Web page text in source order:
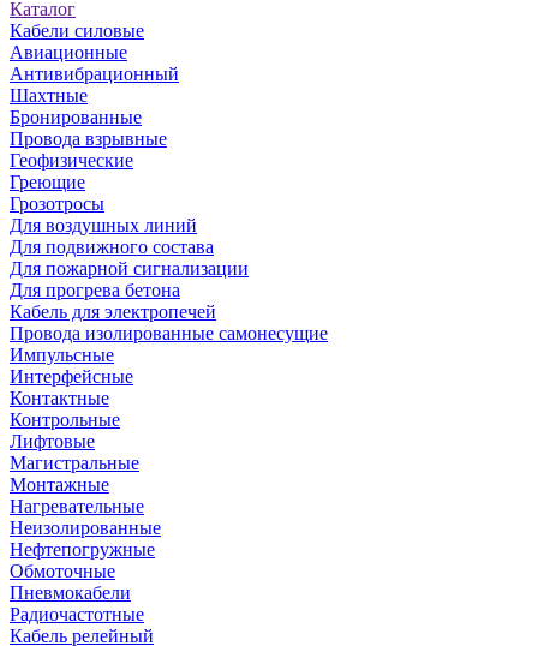
Каталог
Кабели силовые
Авиационные
Антивибрационный
Шахтные
Бронированные
Провода взрывные
Геофизические
Греющие
Грозотросы
Для воздушных линий
Для подвижного состава
Для пожарной сигнализации
Для прогрева бетона
Кабель для электропечей
Провода изолированные самонесущие
Импульсные
Интерфейсные
Контактные
Контрольные
Лифтовые
Магистральные
Монтажные
Нагревательные
Неизолированные
Нефтепогружные
Обмоточные
Пневмокабели
Радиочастотные
Кабель релейный